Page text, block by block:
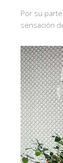
Por su
sensación